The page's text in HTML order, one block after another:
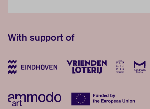
With support of